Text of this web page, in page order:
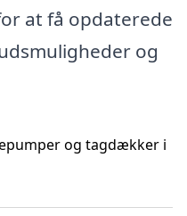
at få opdaterede
og
og tagdækker i